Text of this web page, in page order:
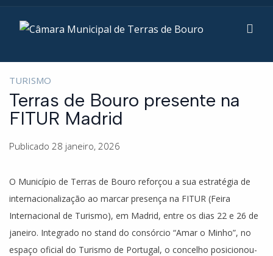
TURISMO
Terras de Bouro presente na
FITUR Madrid
Publicado 28 janeiro, 2026
O Município de Terras de Bouro reforçou a sua estratégia de
internacionalização ao marcar presença na FITUR (Feira
Internacional de Turismo), em Madrid, entre os dias 22 e 26 de
janeiro. Integrado no stand do consórcio “Amar o Minho”, no
espaço oficial do Turismo de Portugal, o concelho posicionou-